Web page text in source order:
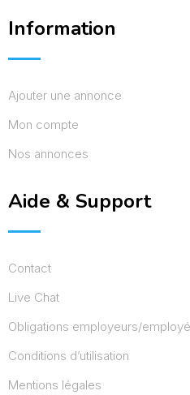
Information
Ajouter une annonce
Mon compte
Nos annonces
Aide & Support
Contact
Live Chat
Obligations employeurs/
Conditions d’utilisation
Mentions légales